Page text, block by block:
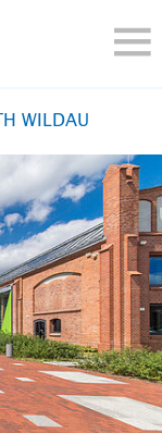
Moodle
WILDAU